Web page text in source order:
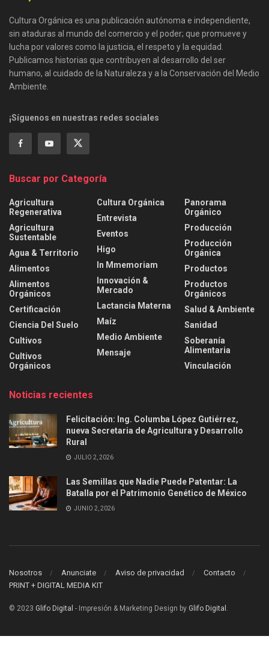
Cultura Orgánica es una publicación autónoma e independiente,
sin ataduras al mundo del comercio y el poder; que promueve y
lucha por valores como la justicia, el respeto y la equidad.
Publicamos historias que contribuyen al desarrollo del ser
humano, al cuidado de la Naturaleza y a la Conservación del Medio
Ambiente.
¡Síguenos en nuestras redes sociales
Buscar por Categoría
Agricultura
Regenerativa
Agricultura
Sustentable
Agua & Territorio
Alimentos
Alimentos
Orgánicos
Certificación
Ciencia Del Suelo
Cultivos
Cultivos
Orgánicos
Cultura Orgánica
Entrevista
Eventos
Higo
In Mmemoriam
Innovación &
Mercado
Lactancia Materna
Maíz
Medio Ambiente
Mensaje
Panorama
Orgánico
Producción
Producción
Orgánica
Productos
Productos
Orgánicos
Salud & Ambiente
Sanidad
Soberanía
Alimentaria
Vinculación
Noticias recientes
Felicitación: Ing. Columba López Gutiérrez,
nueva Secretaria de Agricultura y Desarrollo
Rural
JULIO 2, 2026
Las Semillas que Nadie Puede Patentar: La
Batalla por el Patrimonio Genético de México
JUNIO 2, 2026
Nosotros Anunciate Aviso de privacidad
Contacto
PRINT + DIGITAL MEDIA KIT
© 2023 Glifo Digital - Impresión & Marketing Design by Glifo Digital .